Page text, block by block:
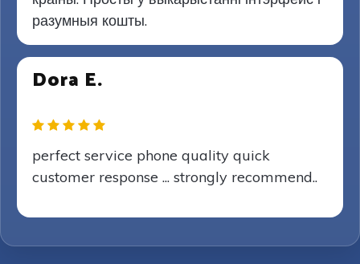
разумныя кошты.
Dora E.
perfect service phone quality quick
customer response ... strongly recommend..